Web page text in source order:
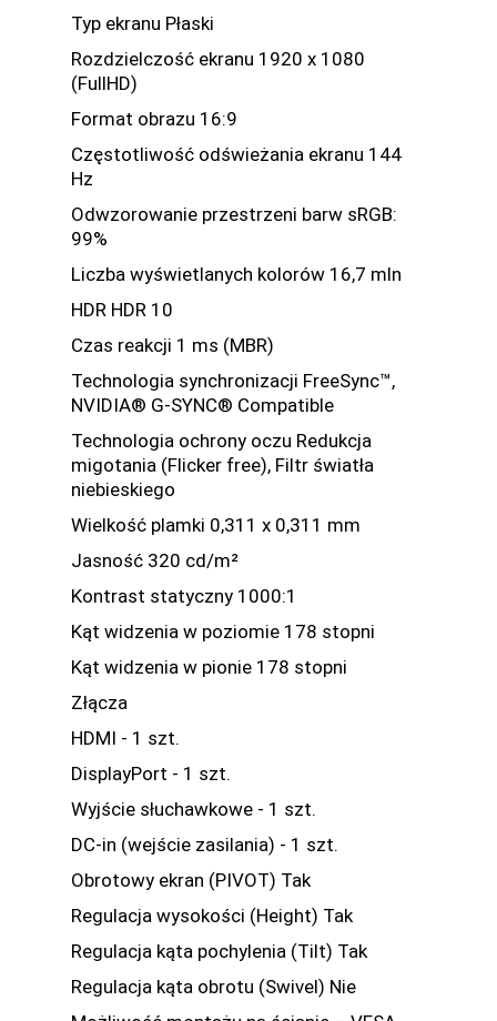
Typ ekranu Płaski
Rozdzielczość ekranu 1920 x 1080
(FullHD)
Format obrazu 16:9
Częstotliwość odświeżania ekranu 144
Hz
Odwzorowanie przestrzeni barw sRGB:
99%
Liczba wyświetlanych kolorów 16,7 mln
HDR HDR 10
Czas reakcji 1 ms (MBR)
Technologia synchronizacji FreeSync™,
NVIDIA® G-SYNC® Compatible
Technologia ochrony oczu Redukcja
migotania (Flicker free), Filtr światła
niebieskiego
Wielkość plamki 0,311 x 0,311 mm
Jasność 320 cd/m²
Kontrast statyczny 1000:1
Kąt widzenia w poziomie 178 stopni
Kąt widzenia w pionie 178 stopni
Złącza
HDMI - 1 szt.
DisplayPort - 1 szt.
Wyjście słuchawkowe - 1 szt.
DC-in (wejście zasilania) - 1 szt.
Obrotowy ekran (PIVOT) Tak
Regulacja wysokości (Height) Tak
Regulacja kąta pochylenia (Tilt) Tak
Regulacja kąta obrotu (Swivel) Nie